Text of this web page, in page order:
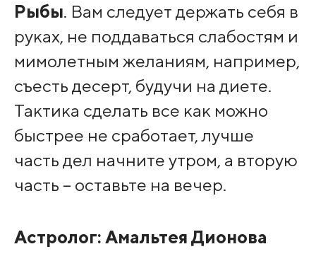
Рыбы. Вам следует держать себя в
руках, не поддаваться слабостям и
мимолетным желаниям, например,
съесть десерт, будучи на диете.
Тактика сделать все как можно
быстрее не сработает, лучше
часть дел начните утром, а вторую
часть – оставьте на вечер.
Астролог: Амальтея Дионова